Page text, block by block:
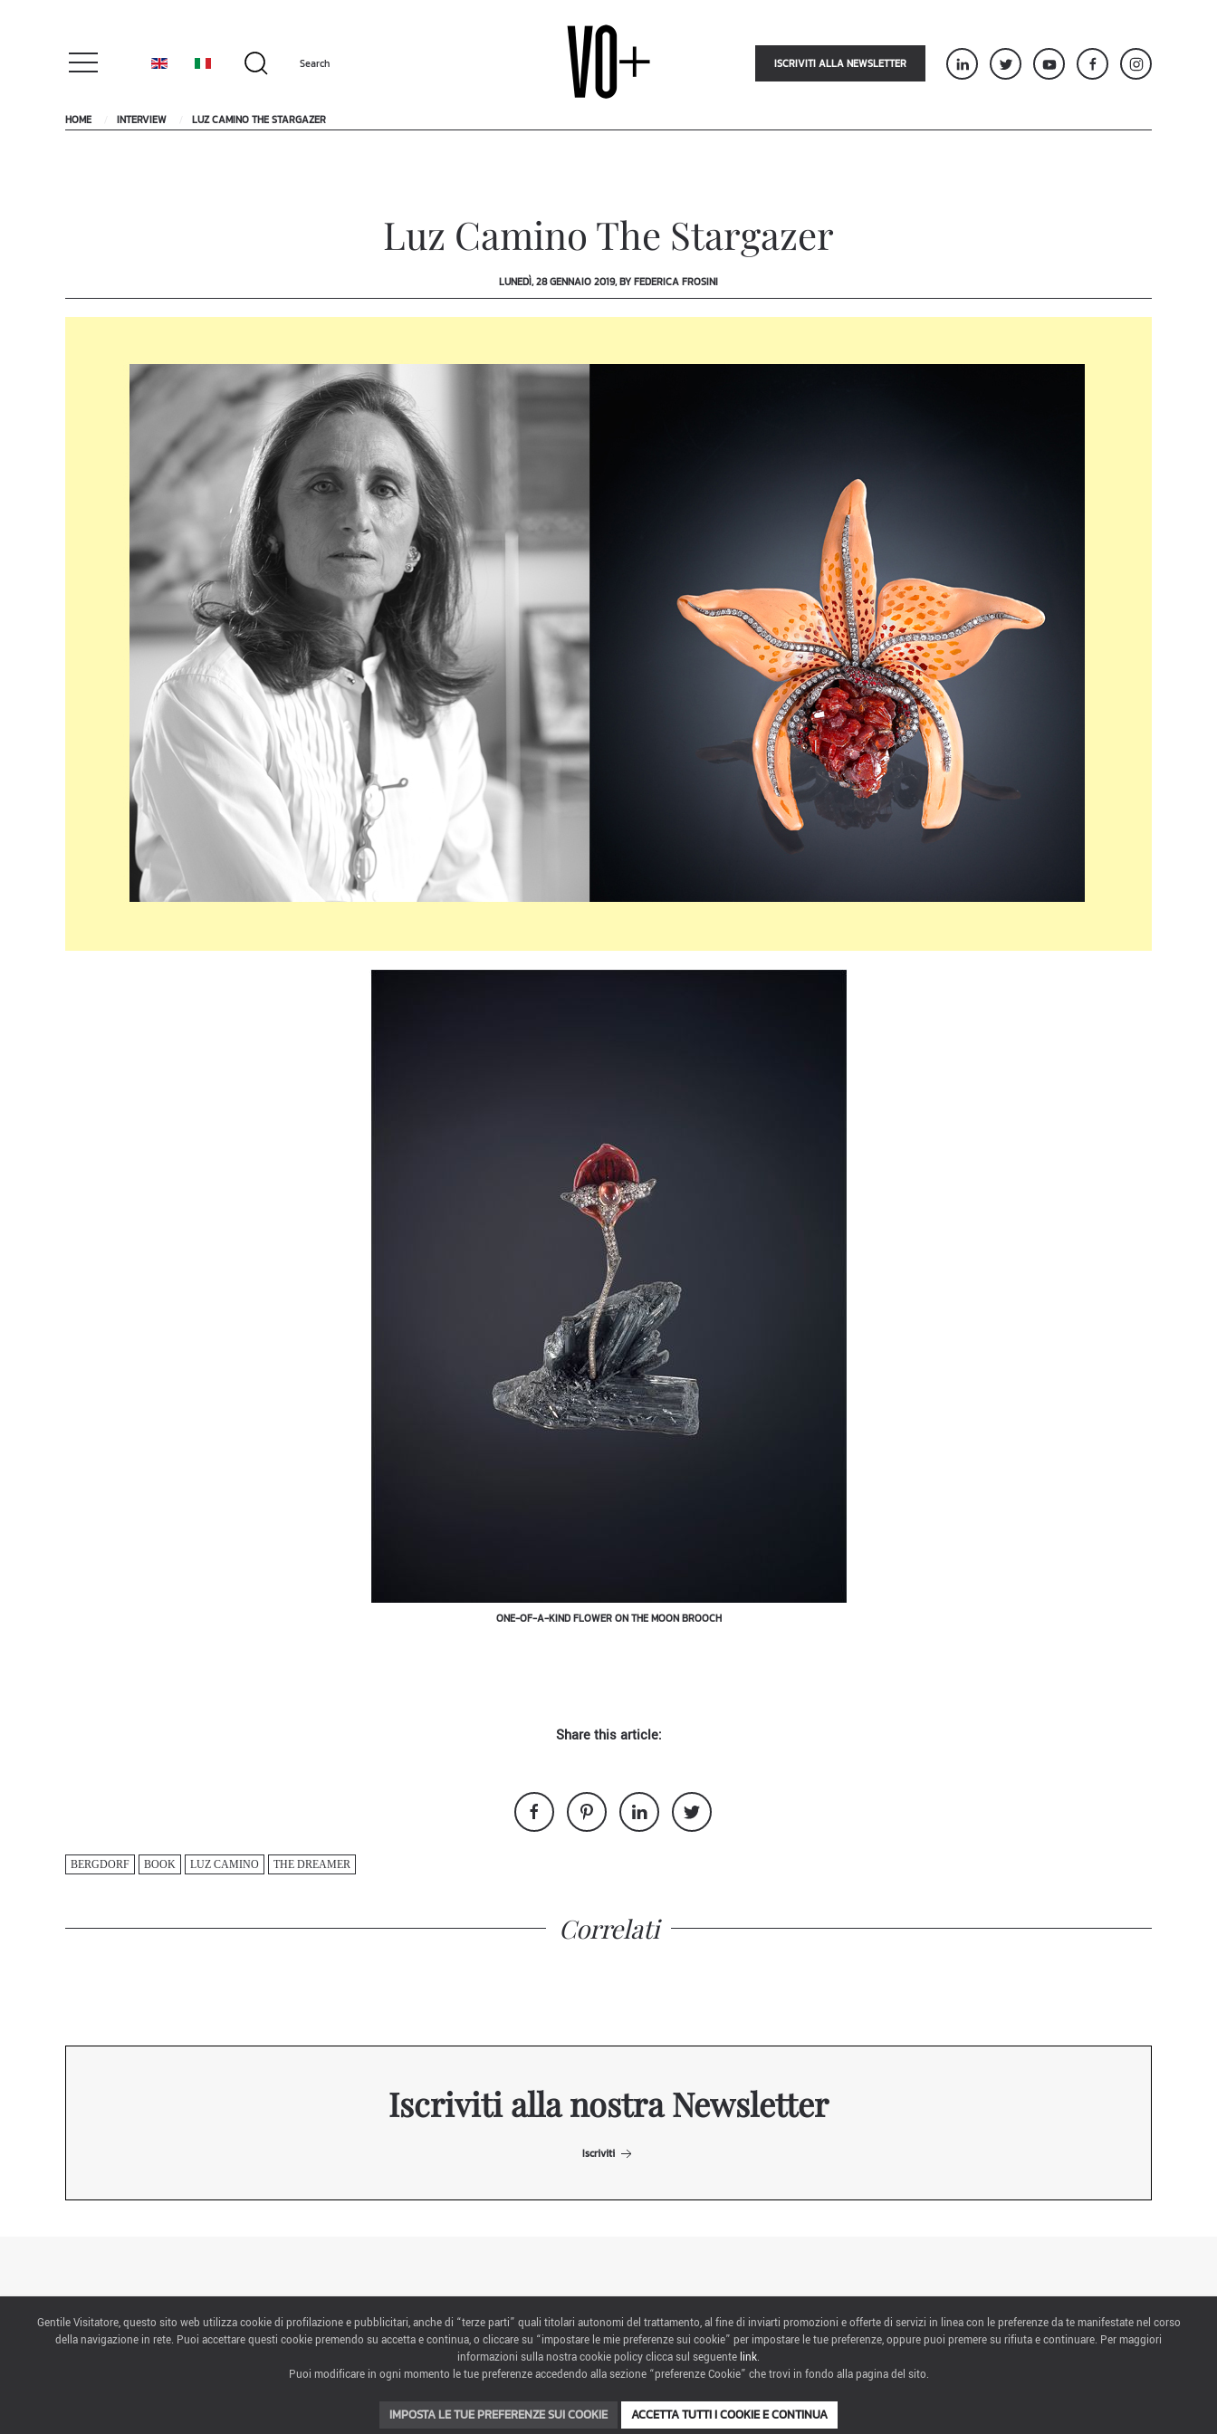
ISCRIVITI ALLA NEWSLETTER
HOME INTERVIEW LUZ CAMINO THE STARGAZER
Luz Camino The Stargazer
LUNEDÌ, 28 GENNAIO 2019, BY FEDERICA FROSINI
ONE-OF-A-KIND FLOWER ON THE MOON BROOCH
Share this article:
BERGDORF BOOK LUZ CAMINO THE DREAMER
Correlati
Iscriviti alla nostra Newsletter
Iscriviti
CONTATTI
Via Emilia 155, 47921 Rimini,
CF/PI 00139440408, Registro Imprese: Rimini P.I e n. Reg. Imprese 00139440408,
Capitale Sociale 52.214.897 i.v.
Gentile Visitatore, questo sito web utilizza cookie di profilazione e pubblicitari, anche di “terze parti” quali titolari autonomi del trattamento, al fine di inviarti promozioni e offerte di servizi in linea con le preferenze da te manifestate nel corso
della navigazione in rete. Puoi accettare questi cookie premendo su accetta e continua, o cliccare su “impostare le mie preferenze sui cookie” per impostare le tue preferenze, oppure puoi premere su rifiuta e continuare. Per maggiori
informazioni sulla nostra cookie policy clicca sul seguente link.
Puoi modificare in ogni momento le tue preferenze accedendo alla sezione “preferenze Cookie” che trovi in fondo alla pagina del sito.
IMPOSTA LE TUE PREFERENZE SUI COOKIE ACCETTA TUTTI I COOKIE E CONTINUA